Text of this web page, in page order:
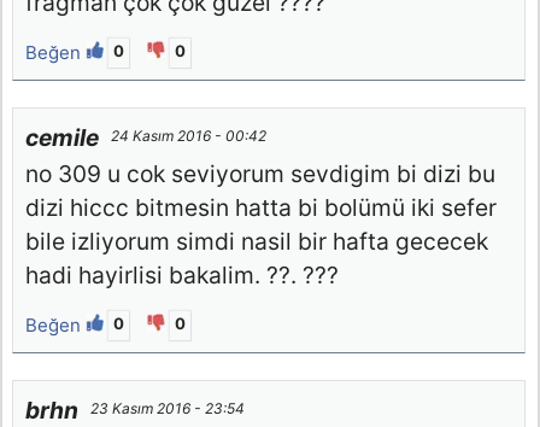
Beğen 0 0
cemile 24 Kasım 2016 - 00:42
no 309 u cok seviyorum sevdigim bi dizi bu
dizi hiccc bitmesin hatta bi bolümü iki sefer
bile izliyorum simdi nasil bir hafta gececek
hadi hayirlisi bakalim. ??. ???
Beğen 0 0
brhn 23 Kasım 2016 - 23:54